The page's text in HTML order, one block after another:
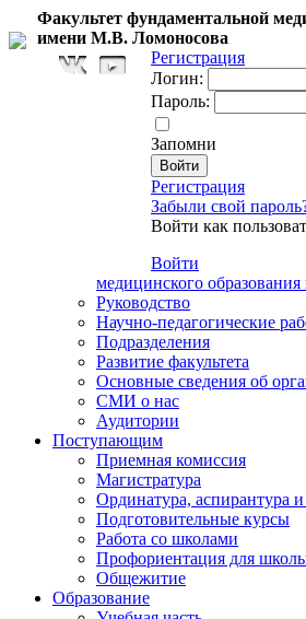
Факультет фундаментальной
имени М.В. Ломоносова
Регистрация
Логин:
Пароль:
Запомни
Регистрация
Забыли свой
Войти как
Войти
медицинского
Руководство
Научно-педагогические
Подразделения
Развитие факультета
Основные сведения об
СМИ о нас
Аудитории
Поступающим
Приемная комиссия
Магистратура
Ординатура, аспирантура и
Подготовительные курсы
Работа со школами
Профориентация для
Общежитие
Образование